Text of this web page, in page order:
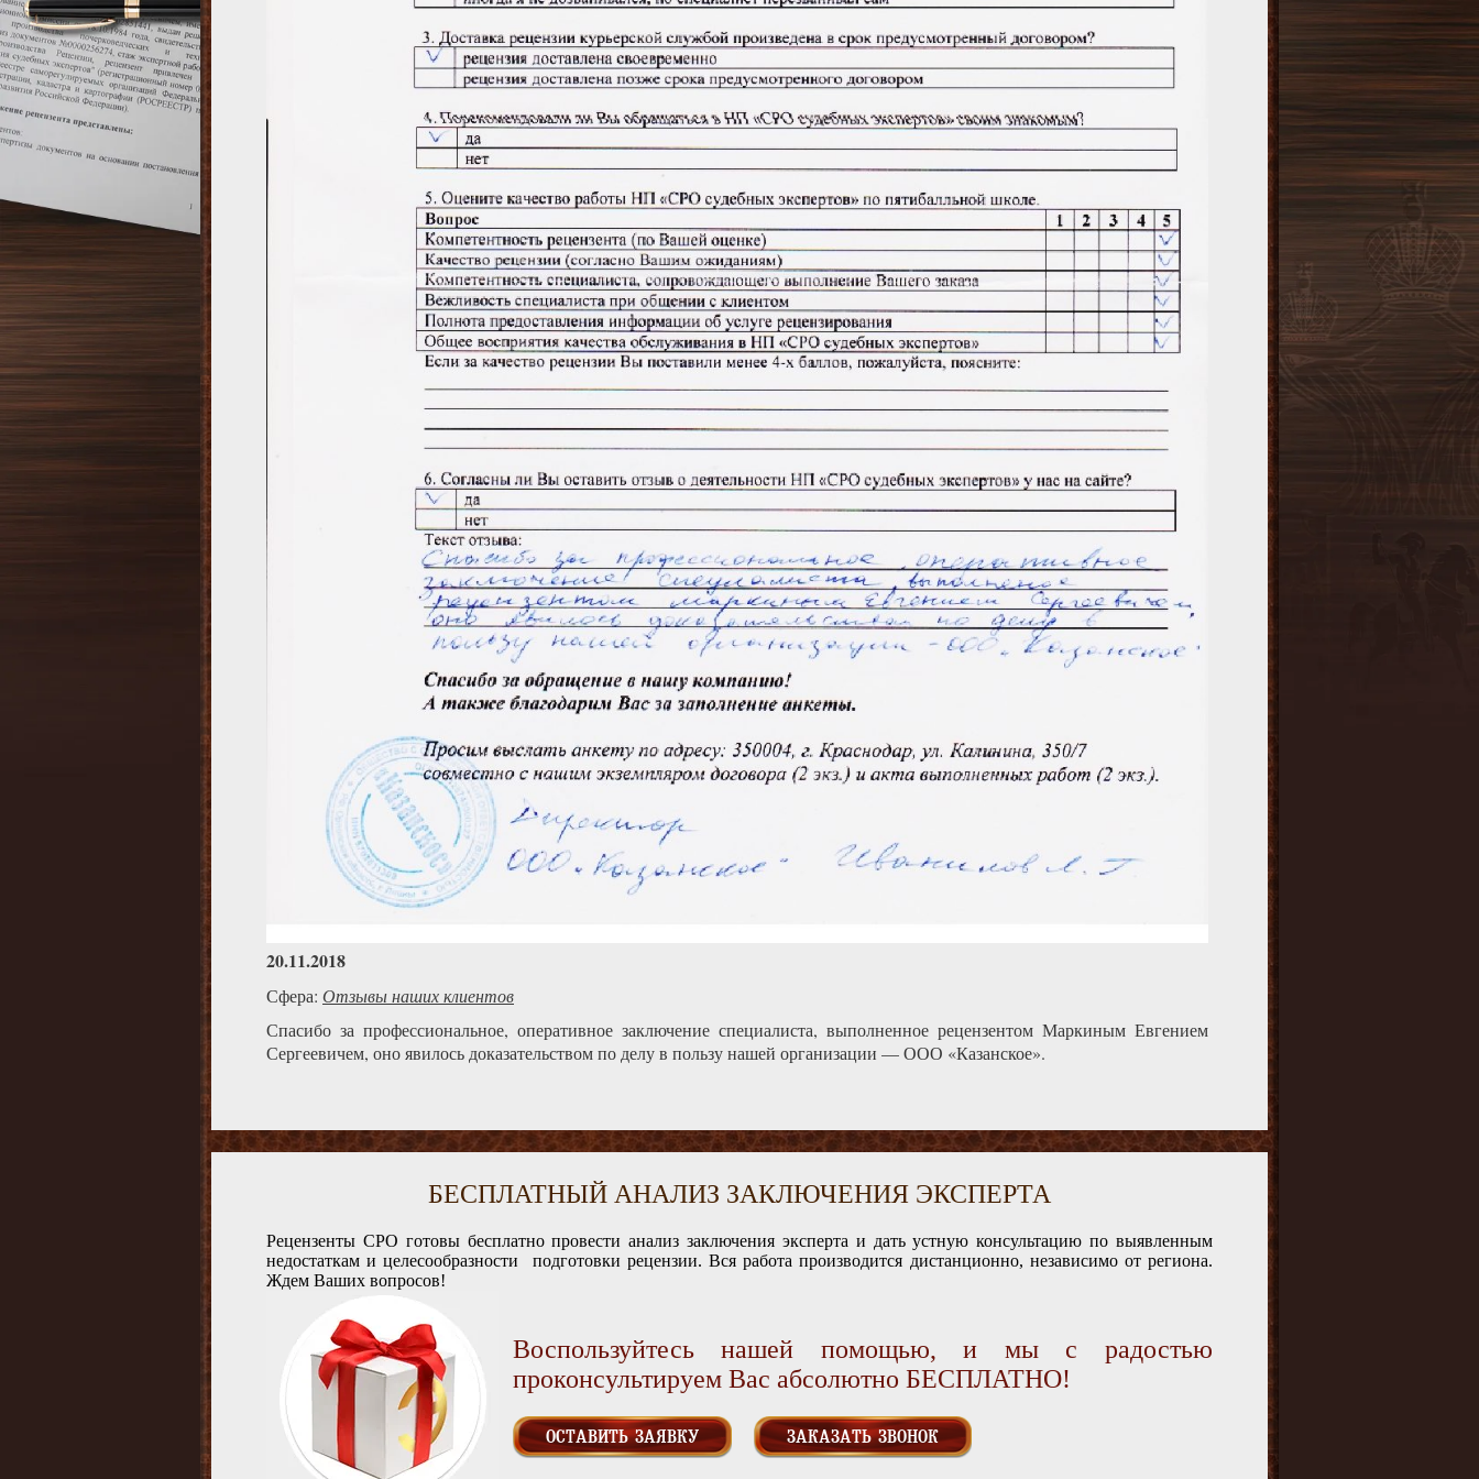
20.11.2018
Сфера: Отзывы наших клиентов
Спасибо за профессиональное, оперативное заключение специалиста, выполненное рецензентом Маркиным Евгением
Сергеевичем, оно явилось доказательством по делу в пользу нашей организации — ООО «Казанское».
БЕСПЛАТНЫЙ АНАЛИЗ ЗАКЛЮЧЕНИЯ ЭКСПЕРТА
Рецензенты СРО готовы бесплатно провести анализ заключения эксперта и дать устную консультацию по выявленным
недостаткам и целесообразности подготовки рецензии. Вся работа производится дистанционно, независимо от региона.
Ждем Ваших вопросов!
Воспользуйтесь нашей помощью, и мы с радостью
проконсультируем Вас абсолютно БЕСПЛАТНО!
ОСТАВИТЬ ЗАЯВКУ ЗАКАЗАТЬ ЗВОНОК